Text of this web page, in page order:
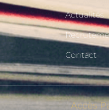
Actualités
Contact
Accès